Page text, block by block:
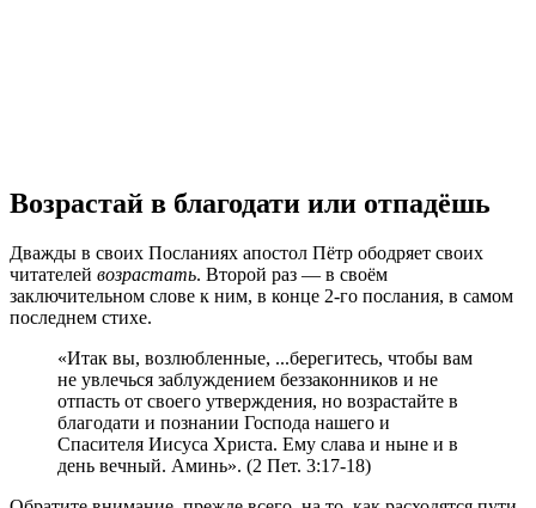
Возрастай в благодати или отпадёшь
Дважды в своих Посланиях апостол Пётр ободряет своих
читателей возрастать. Второй раз — в своём
заключительном слове к ним, в конце 2-го послания, в самом
последнем стихе.
«Итак вы, возлюбленные, ...берегитесь, чтобы вам
не увлечься заблуждением беззаконников и не
отпасть от своего утверждения, но возрастайте в
благодати и познании Господа нашего и
Спасителя Иисуса Христа. Ему слава и ныне и в
день вечный. Аминь». (2 Пет. 3:17-18)